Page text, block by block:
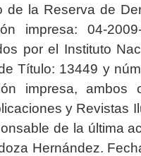
de la Reserva de
impresa: 04-2009-
por el Instituto
Título: 13449 y
impresa, ambos
y Revistas
de la última
Hernández.